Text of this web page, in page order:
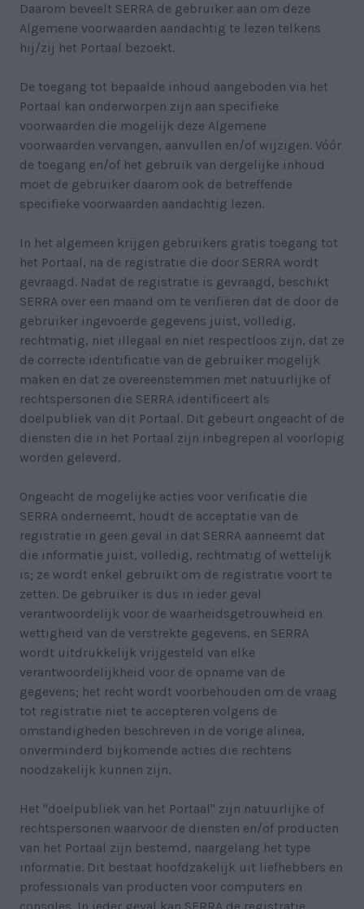
Daarom beveelt SERRA de gebruiker aan om deze
Algemene voorwaarden aandachtig te lezen telkens
hij/zij het Portaal bezoekt.
De toegang tot bepaalde inhoud aangeboden via het
Portaal kan onderworpen zijn aan specifieke
voorwaarden die mogelijk deze Algemene
voorwaarden vervangen, aanvullen en/of wijzigen. Vóór
de toegang en/of het gebruik van dergelijke inhoud
moet de gebruiker daarom ook de betreffende
specifieke voorwaarden aandachtig lezen.
In het algemeen krijgen gebruikers gratis toegang tot
het Portaal, na de registratie die door SERRA wordt
gevraagd. Nadat de registratie is gevraagd, beschikt
SERRA over een maand om te verifiëren dat de door de
gebruiker ingevoerde gegevens juist, volledig,
rechtmatig, niet illegaal en niet respectloos zijn, dat ze
de correcte identificatie van de gebruiker mogelijk
maken en dat ze overeenstemmen met natuurlijke of
rechtspersonen die SERRA identificeert als
doelpubliek van dit Portaal. Dit gebeurt ongeacht of de
diensten die in het Portaal zijn inbegrepen al voorlopig
worden geleverd.
Ongeacht de mogelijke acties voor verificatie die
SERRA onderneemt, houdt de acceptatie van de
registratie in geen geval in dat SERRA aanneemt dat
die informatie juist, volledig, rechtmatig of wettelijk
is; ze wordt enkel gebruikt om de registratie voort te
zetten. De gebruiker is dus in ieder geval
verantwoordelijk voor de waarheidsgetrouwheid en
wettigheid van de verstrekte gegevens, en SERRA
wordt uitdrukkelijk vrijgesteld van elke
verantwoordelijkheid voor de opname van de
gegevens; het recht wordt voorbehouden om de vraag
tot registratie niet te accepteren volgens de
omstandigheden beschreven in de vorige alinea,
onverminderd bijkomende acties die rechtens
noodzakelijk kunnen zijn.
Het "doelpubliek van het Portaal" zijn natuurlijke of
rechtspersonen waarvoor de diensten en/of producten
van het Portaal zijn bestemd, naargelang het type
informatie. Dit bestaat hoofdzakelijk uit liefhebbers en
professionals van producten voor computers en